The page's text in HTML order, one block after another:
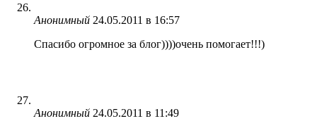
Анонимный 24.05.2011 в 16:57
Спасибо огромное за блог))))очень помогает!!!)
Анонимный 24.05.2011 в 11:49